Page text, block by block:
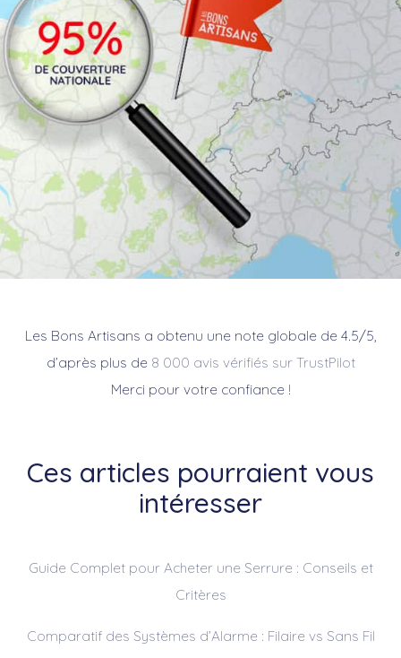
Les Bons Artisans a obtenu une note globale de 4.5/5,
d’après plus de 8 000 avis vérifiés sur TrustPilot
Merci pour votre confiance !
Ces articles pourraient vous
intéresser
Guide Complet pour Acheter une Serrure : Conseils et
Critères
Comparatif des Systèmes d’Alarme : Filaire vs Sans Fil